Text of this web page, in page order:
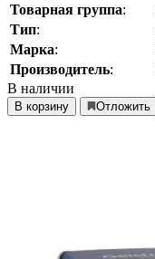
Товарная группа:
Тип:
Марка:
Производитель:
В наличии
В корзину Отложить